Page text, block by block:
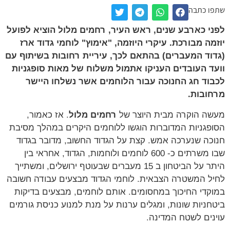
שתפו כתבה
לפני כארבע שנים, ראש העיר, רחמים מלול הוציא לפועל
יוזמה מבורכת. עיקרי היוזמה, "אימוץ" לוחמי גדוד ארז
(גדוד המעברים) בהתאם לכך, עיריית רחובות בשיתוף עם
וועד העובדים העניקו אתמול משלוח של מאות סופגניות
לכבוד חג החנוכה עבור הלוחמים אשר נשלחו היישר
מרחובות.
מעשה הוקרה מבית היוצר של רחמים מלול. אז כאמור,
הסופגניות המדוברות הוגשו ללוחמים היקרים במהלך מסיבת
חנוכה שנערכה אמש. קצת על הגדוד החשוב, מדובר בגדוד
שבו משרתים כ- 600 לוחמים ולוחמות, הגדוד, אחראי בין
היתר על הביטחון ב 15 מעברים שבעוטף ירושלים, ומשתייך
לחיל המשטרה הצבאית. לוחמי הגדוד מבצעים עבודה חשובה
במוקדי החיכוך במחסומים. אותם לוחמים, מבצעים בדיקות
ביטחניות שונות, ומגלים ערנות על מנת למנוע כניסת גורמים
עוינים לשטח המדינה.